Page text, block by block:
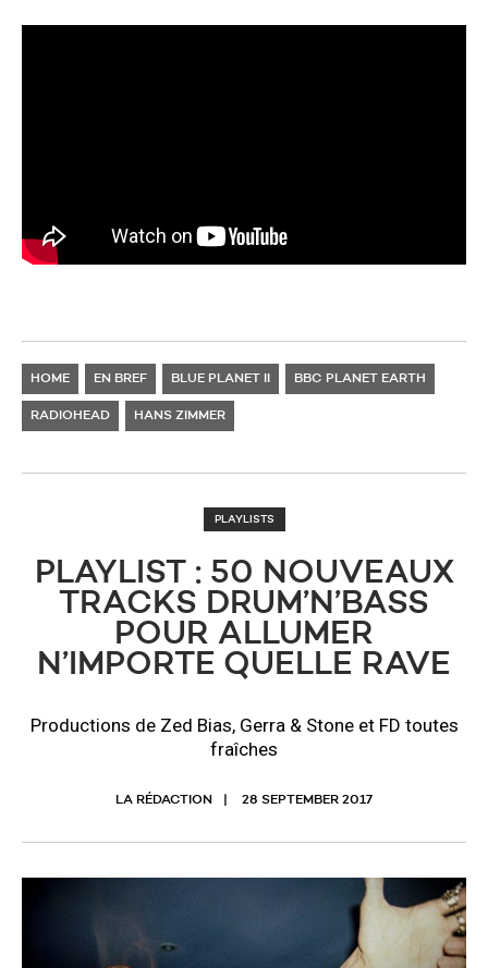
HOME EN BREF BLUE PLANET II BBC PLANET EARTH
RADIOHEAD HANS ZIMMER
PLAYLISTS
PLAYLIST : 50 NOUVEAUX
TRACKS DRUM’N’BASS
POUR ALLUMER
N’IMPORTE QUELLE RAVE
Productions de Zed Bias, Gerra & Stone et FD toutes
fraîches
LA RÉDACTION 28 SEPTEMBER 2017